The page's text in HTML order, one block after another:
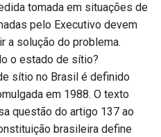
tomada em situações de
pelo Executivo devem
a solução do problema.
o estado de sítio?
sítio no Brasil é definido
em 1988. O texto
questão do artigo 137 ao
brasileira define